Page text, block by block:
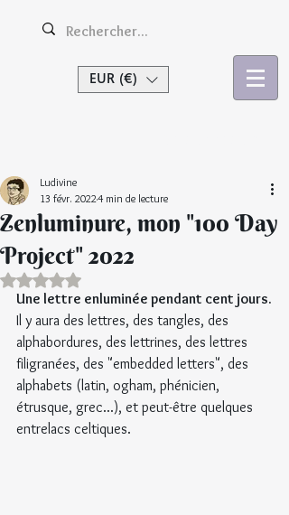
EUR (€)
Zenluminure, mon "100 Day
Project" 2022
Ludivine
13 févr. 20224 min de lecture
Noté NaN étoiles sur 5.
Une lettre enluminée pendant cent jours.
Il y aura des lettres, des tangles, des
alphabordures, des lettrines, des lettres
filigranées, des "embedded letters", des
alphabets (latin, ogham, phénicien,
étrusque, grec...), et peut-être quelques
entrelacs celtiques.